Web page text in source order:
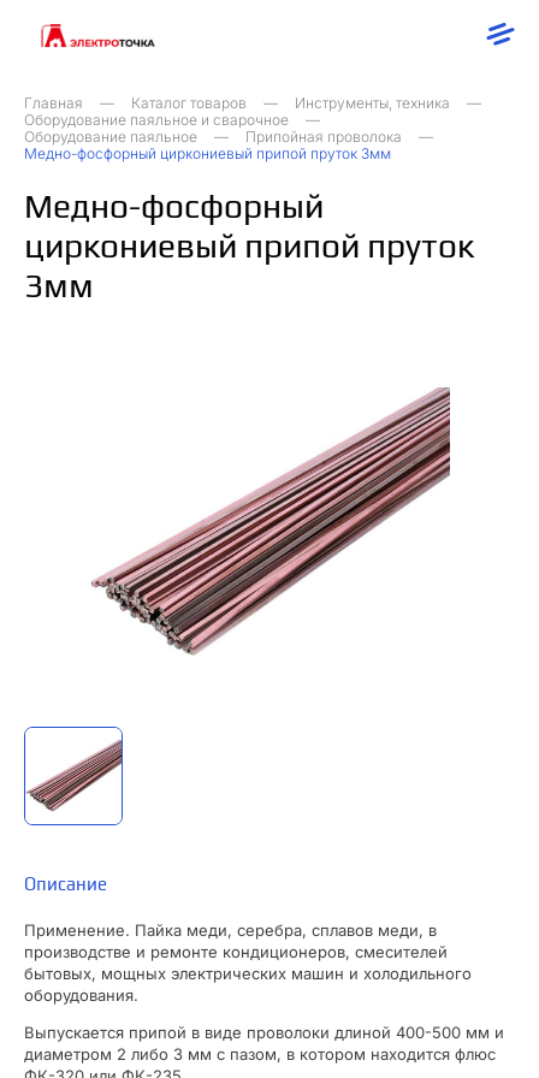
Главная Каталог товаров
Инструменты, техника
Оборудование паяльное и сварочное
Оборудование паяльное
Припойная проволока
Медно-фосфорный циркониевый припой пруток 3мм
Медно-фосфорный
циркониевый припой пруток
3мм
Описание
Применение. Пайка меди, серебра, сплавов меди, в
производстве и ремонте кондиционеров, смесителей
бытовых, мощных электрических машин и холодильного
оборудования.
Выпускается припой в виде проволоки длиной 400-500 мм и
диаметром 2 либо 3 мм с пазом, в котором находится флюс